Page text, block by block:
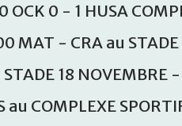
OCK 0 - 1 HUSA
MAT - CRA au
18 NOVEMBRE
COMPLEXE